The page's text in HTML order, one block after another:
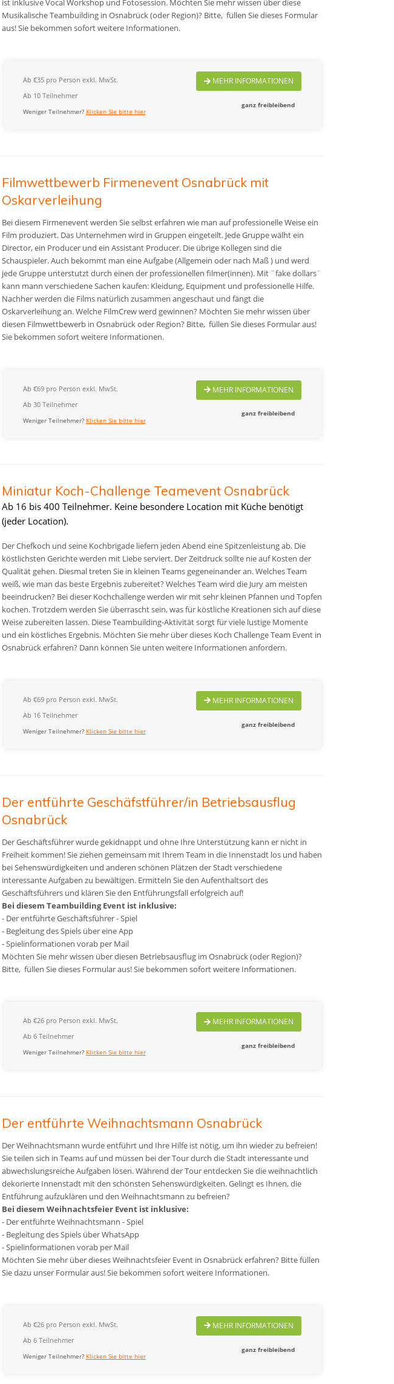
ist inklusive Vocal Workshop und Fotosession. Möchten Sie mehr wissen über diese
Musikalische Teambuilding in Osnabrück (oder Region)? Bitte, füllen Sie dieses Formular
aus! Sie bekommen sofort weitere Informationen.
Ab €35 pro Person exkl. MwSt.
Ab 10 Teilnehmer
Weniger Teilnehmer? Klicken Sie bitte hier
MEHR INFORMATIONEN
ganz freibleibend
Filmwettbewerb Firmenevent Osnabrück mit
Oskarverleihung
Bei diesem Firmenevent werden Sie selbst erfahren wie man auf professionelle Weise ein
Film produziert. Das Unternehmen wird in Gruppen eingeteilt. Jede Gruppe wälht ein
Director, ein Producer und ein Assistant Producer. Die übrige Kollegen sind die
Schauspieler. Auch bekommt man eine Aufgabe (Allgemein oder nach Maß ) und werd
jede Gruppe unterstutzt durch einen der professionellen filmer(innen). Mit ¨fake dollars¨
kann mann verschiedene Sachen kaufen: Kleidung, Equipment und professionelle Hilfe.
Nachher werden die Films natürlich zusammen angeschaut und fängt die
Oskarverleihung an. Welche FilmCrew werd gewinnen? Möchten Sie mehr wissen über
diesen Filmwettbewerb in Osnabrück oder Region? Bitte, füllen Sie dieses Formular aus!
Sie bekommen sofort weitere Informationen.
Ab €69 pro Person exkl. MwSt.
Ab 30 Teilnehmer
Weniger Teilnehmer? Klicken Sie bitte hier
MEHR INFORMATIONEN
ganz freibleibend
Miniatur Koch-Challenge Teamevent Osnabrück
Ab 16 bis 400 Teilnehmer. Keine besondere Location mit Küche benötigt
(jeder Location).
Der Chefkoch und seine Kochbrigade liefern jeden Abend eine Spitzenleistung ab. Die
köstlichsten Gerichte werden mit Liebe serviert. Der Zeitdruck sollte nie auf Kosten der
Qualität gehen. Diesmal treten Sie in kleinen Teams gegeneinander an. Welches Team
weiß, wie man das beste Ergebnis zubereitet? Welches Team wird die Jury am meisten
beeindrucken? Bei dieser Kochchallenge werden wir mit sehr kleinen Pfannen und Topfen
kochen. Trotzdem werden Sie überrascht sein, was für köstliche Kreationen sich auf diese
Weise zubereiten lassen. Diese Teambuilding-Aktivität sorgt für viele lustige Momente
und ein köstliches Ergebnis. Möchten Sie mehr über dieses Koch Challenge Team Event in
Osnabrück erfahren? Dann können Sie unten weitere Informationen anfordern.
Ab €69 pro Person exkl. MwSt.
Ab 16 Teilnehmer
Weniger Teilnehmer? Klicken Sie bitte hier
MEHR INFORMATIONEN
ganz freibleibend
Der entführte Geschäfstführer/in Betriebsausflug
Osnabrück
Der Geschäftsführer wurde gekidnappt und ohne Ihre Unterstützung kann er nicht in
Freiheit kommen! Sie ziehen gemeinsam mit Ihrem Team in die Innenstadt los und haben
bei Sehenswürdigkeiten und anderen schönen Plätzen der Stadt verschiedene
interessante Aufgaben zu bewältigen. Ermitteln Sie den Aufenthaltsort des
Geschäftsführers und klären Sie den Entführungsfall erfolgreich auf!
Bei diesem Teambuilding Event ist inklusive:
- Der entführte Geschäftsführer - Spiel
- Begleitung des Spiels über eine App
- Spielinformationen vorab per Mail
Möchten Sie mehr wissen über diesen Betriebsausflug im Osnabrück (oder Region)?
Bitte, füllen Sie dieses Formular aus! Sie bekommen sofort weitere Informationen.
Ab €26 pro Person exkl. MwSt.
Ab 6 Teilnehmer
Weniger Teilnehmer? Klicken Sie bitte hier
MEHR INFORMATIONEN
ganz freibleibend
Der entführte Weihnachtsmann Osnabrück
Der Weihnachtsmann wurde entführt und Ihre Hilfe ist nötig, um ihn wieder zu befreien!
Sie teilen sich in Teams auf und müssen bei der Tour durch die Stadt interessante und
abwechslungsreiche Aufgaben lösen. Während der Tour entdecken Sie die weihnachtlich
dekorierte Innenstadt mit den schönsten Sehenswürdigkeiten. Gelingt es Ihnen, die
Entführung aufzuklären und den Weihnachtsmann zu befreien?
Bei diesem Weihnachtsfeier Event ist inklusive:
- Der entführte Weihnachtsmann - Spiel
- Begleitung des Spiels über WhatsApp
- Spielinformationen vorab per Mail
Möchten Sie mehr über dieses Weihnachtsfeier Event in Osnabrück erfahren? Bitte füllen
Sie dazu unser Formular aus! Sie bekommen sofort weitere Informationen.
Ab €26 pro Person exkl. MwSt.
Ab 6 Teilnehmer
Weniger Teilnehmer? Klicken Sie bitte hier
MEHR INFORMATIONEN
ganz freibleibend